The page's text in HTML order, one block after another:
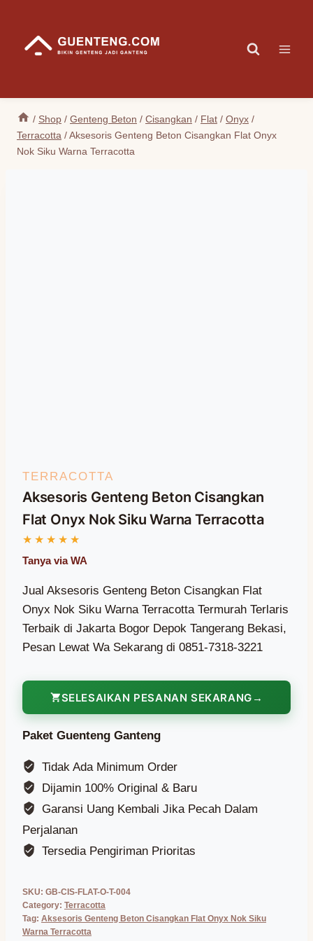
content
/ Shop / Genteng Beton / Cisangkan / Flat / Onyx /
Terracotta /Aksesoris Genteng Beton Cisangkan Flat Onyx
Nok Siku Warna Terracotta
TERRACOTTA
Aksesoris Genteng Beton Cisangkan
Flat Onyx Nok Siku Warna Terracotta
Jual Aksesoris Genteng Beton Cisangkan Flat
Onyx Nok Siku Warna Terracotta Termurah Terlaris
Terbaik di Jakarta Bogor Depok Tangerang Bekasi,
Pesan Lewat Wa Sekarang di 0851-7318-3221
SELESAIKAN PESANAN SEKARANG
Paket Guenteng Ganteng
Tidak Ada Minimum Order
Dijamin 100% Original & Baru
Garansi Uang Kembali Jika Pecah Dalam
Perjalanan
Tersedia Pengiriman Prioritas
SKU: GB-CIS-FLAT-O-T-004
Category: Terracotta
Tag: Aksesoris Genteng Beton Cisangkan Flat Onyx Nok Siku
Warna Terracotta